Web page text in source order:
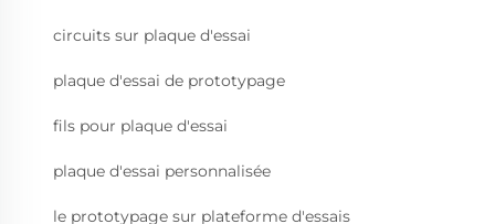
circuits sur plaque d'essai
plaque d'essai de prototypage
fils pour plaque d'essai
plaque d'essai personnalisée
le prototypage sur plateforme d'essais